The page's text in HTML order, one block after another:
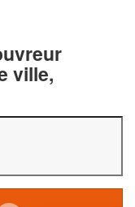
ville,